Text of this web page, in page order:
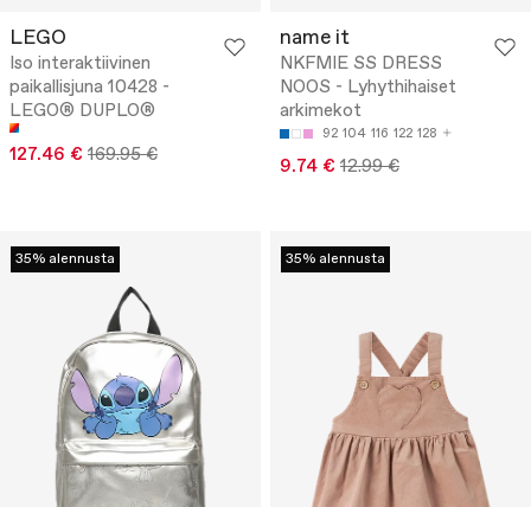
LEGO
Iso interaktiivinen
paikallisjuna 10428 -
LEGO® DUPLO®
127.46 € 169.95 €
name it
NKFMIE SS DRESS
NOOS - Lyhythihaiset
arkimekot
92 104 116 122 128
9.74 € 12.99 €
35% alennusta 35% alennusta